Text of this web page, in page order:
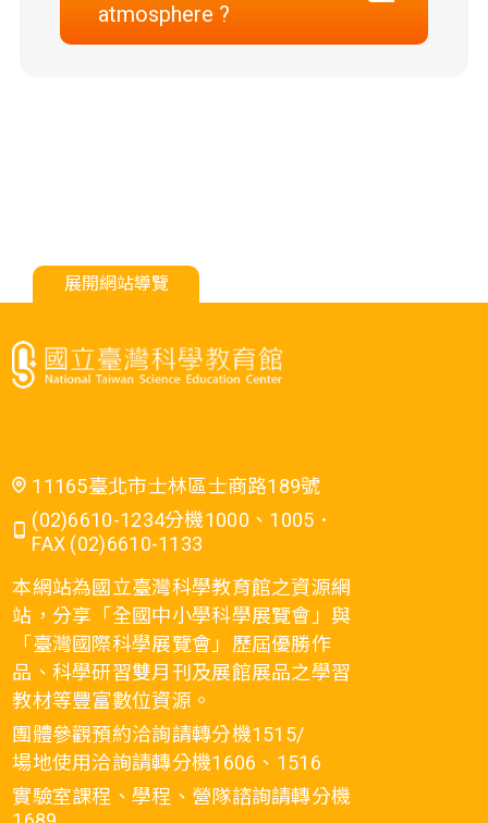
atmosphere ?
展開網站導覽
11165臺北市士林區士商路189號
(02)6610-1234分機1000、1005．
FAX (02)6610-1133
本網站為國立臺灣科學教育館之資源網
站，分享「全國中小學科學展覽會」與
「臺灣國際科學展覽會」歷屆優勝作
品、科學研習雙月刊及展館展品之學習
教材等豐富數位資源。
團體參觀預約洽詢請轉分機1515/
場地使用洽詢請轉分機1606、1516
實驗室課程、學程、營隊諮詢請轉分機